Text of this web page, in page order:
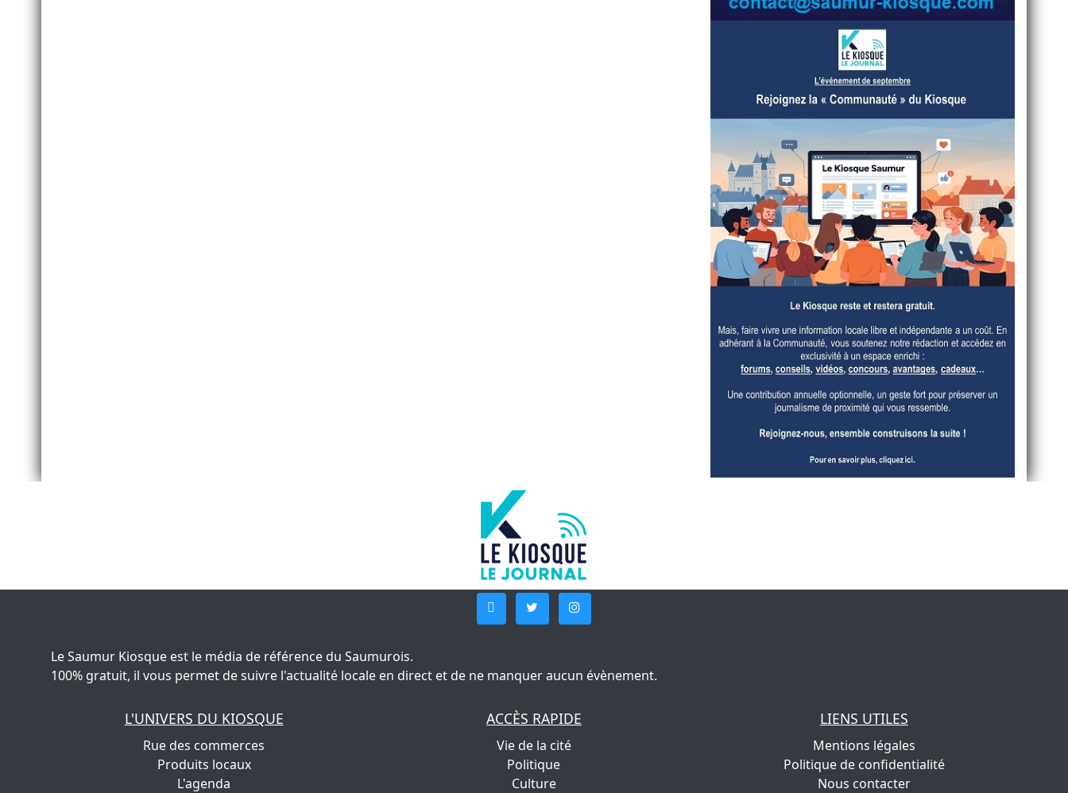
Le Saumur Kiosque est le média de référence du Saumurois.
100% gratuit, il vous permet de suivre l'actualité locale en direct et de ne manquer aucun évènement.
L'UNIVERS DU KIOSQUE
Rue des commerces
Produits locaux
L'agenda
ACCÈS RAPIDE
Vie de la cité
Politique
Culture
LIENS UTILES
Mentions légales
Politique de confidentialité
Nous contacter